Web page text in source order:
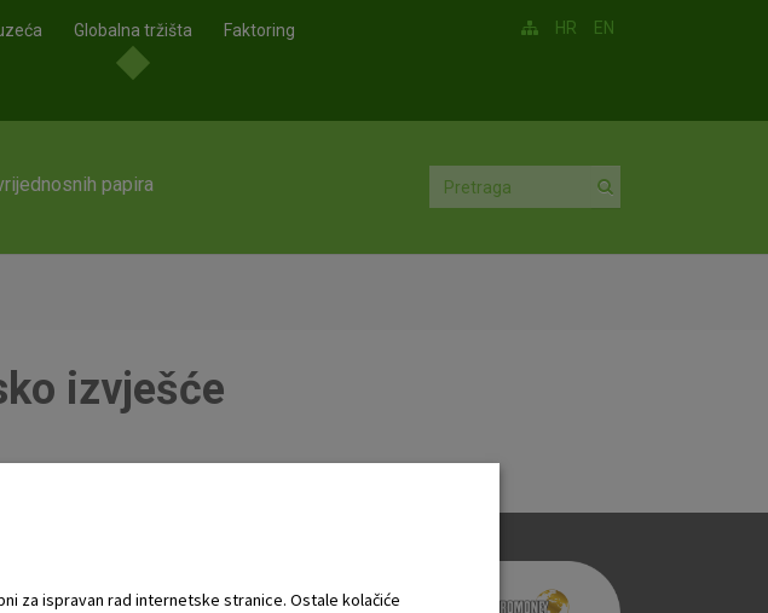
Globalna tržišta Faktoring HR EN
papira
izvješće
za ispravan rad internetske stranice. Ostale kolačiće